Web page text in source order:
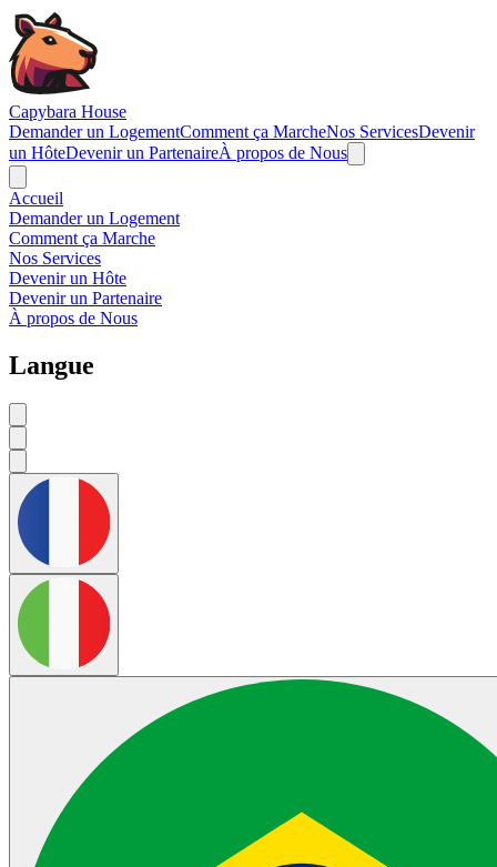
Navigated to Capybara House - Services
Capybara House
Demander un LogementComment ça MarcheNos ServicesDevenir
un HôteDevenir un PartenaireÀ propos de Nous
Accueil
Demander un Logement
Comment ça Marche
Nos Services
Devenir un Hôte
Devenir un Partenaire
À propos de Nous
Langue